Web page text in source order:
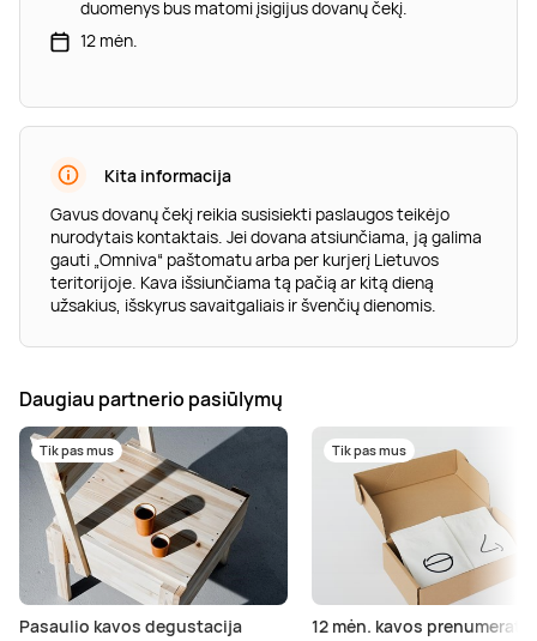
duomenys bus matomi įsigijus dovanų čekį.
12 mėn.
Kita informacija
Gavus dovanų čekį reikia susisiekti paslaugos teikėjo
nurodytais kontaktais. Jei dovana atsiunčiama, ją galima
gauti „Omniva“ paštomatu arba per kurjerį Lietuvos
teritorijoje. Kava išsiunčiama tą pačią ar kitą dieną
užsakius, išskyrus savaitgaliais ir švenčių dienomis.
Daugiau partnerio pasiūlymų
Tik pas mus
Pasaulio kavos degustacija
Tik pas mus
12 mėn. kavos prenumerata